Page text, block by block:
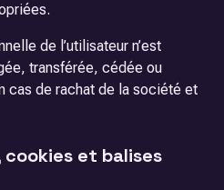
de l’utilisateur n’est
transférée, cédée ou
cas de rachat de la société et
et balises